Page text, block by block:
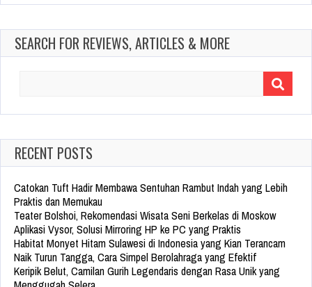
SEARCH FOR REVIEWS, ARTICLES & MORE
RECENT POSTS
Catokan Tuft Hadir Membawa Sentuhan Rambut Indah yang Lebih
Praktis dan Memukau
Teater Bolshoi, Rekomendasi Wisata Seni Berkelas di Moskow
Aplikasi Vysor, Solusi Mirroring HP ke PC yang Praktis
Habitat Monyet Hitam Sulawesi di Indonesia yang Kian Terancam
Naik Turun Tangga, Cara Simpel Berolahraga yang Efektif
Keripik Belut, Camilan Gurih Legendaris dengan Rasa Unik yang